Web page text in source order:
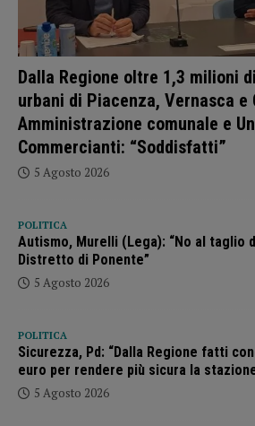
Dalla Regione oltre 1,3 milioni
urbani di Piacenza, Vernasca e
Amministrazione comunale e
Commercianti: “Soddisfatti”
5 Agosto 2026
POLITICA
Autismo, Murelli (Lega): “No al taglio
Distretto di Ponente”
5 Agosto 2026
POLITICA
Sicurezza, Pd: “Dalla Regione fatti
euro per rendere più sicura la
5 Agosto 2026